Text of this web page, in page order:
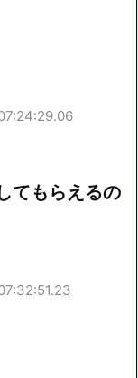
てもらえるの